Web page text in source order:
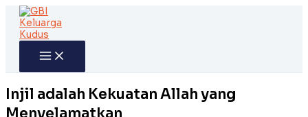
Skip
content
Injil adalah Kekuatan Allah yang